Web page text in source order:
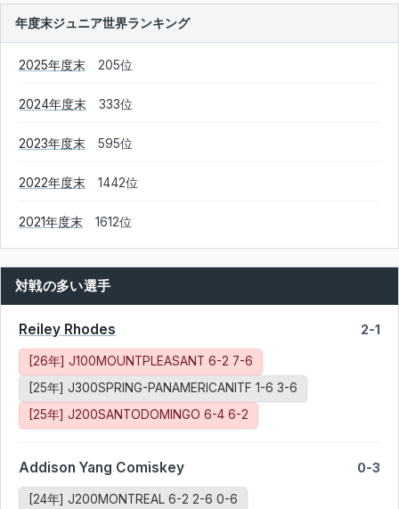
年度末ジュニア世界ランキング
2025年度末 205位
2024年度末 333位
2023年度末 595位
2022年度末 1442位
2021年度末 1612位
対戦の多い選手
Reiley Rhodes 2-1
[26年] J100MOUNTPLEASANT 6-2 7-6
[25年] J300SPRING-PANAMERICANITF 1-6 3-6
[25年] J200SANTODOMINGO 6-4 6-2
Addison Yang Comiskey 0-3
[24年] J200MONTREAL 6-2 2-6 0-6